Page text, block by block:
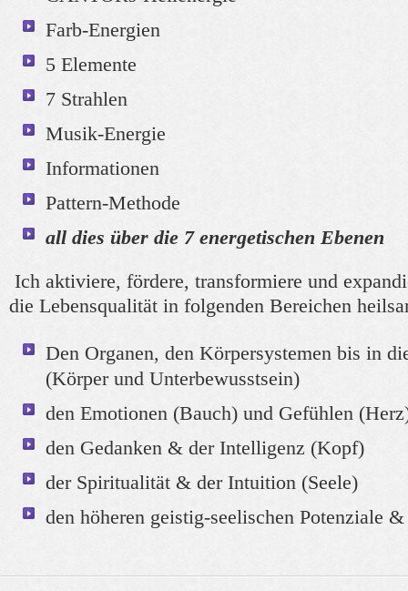
Farb-Energien
5 Elemente
7 Strahlen
Musik-Energie
Informationen
Pattern-Methode
all dies über die 7 energetischen Ebenen
Ich aktiviere, fördere, transformiere und
die Lebensqualität in folgenden Bereichen
Den Organen, den Körpersystemen bis in
(Körper und Unterbewusstsein)
den Emotionen (Bauch) und Gefühlen
den Gedanken & der Intelligenz (Kopf)
der Spiritualität & der Intuition (Seele)
den höheren geistig-seelischen Potenziale